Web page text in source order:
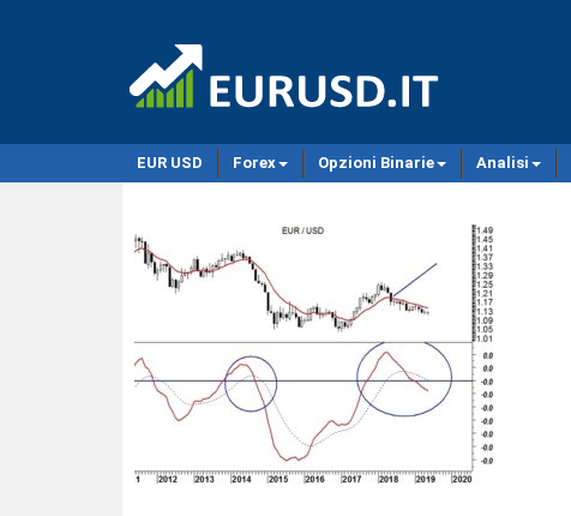
EUR USD Forex Opzioni Binarie Analisi